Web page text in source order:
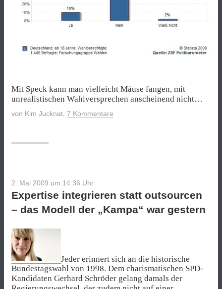
Mit Speck kann man vielleicht Mäuse fangen, mit
unrealistischen Wahlversprechen anscheinend nicht…
von Kim Jucknat 7 Kommentare
2. Mai 2009 um 14:36 Uhr
Expertise integrieren statt outsourcen
– das Modell der „Kampa“ war gestern
Jeder erinnert sich an die historische
Bundestagswahl von 1998. Dem charismatischen SPD-
Kandidaten Gerhard Schröder gelang damals der